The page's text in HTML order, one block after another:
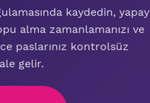
kaydedin, yapay
alma zamanlamanızı ve
paslarınız kontrolsüz
gelir.